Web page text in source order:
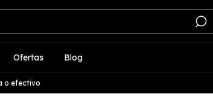
Ofertas Blog
o efectivo